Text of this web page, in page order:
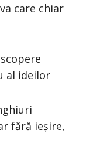
care chiar
al ideilor
fără ieșire,